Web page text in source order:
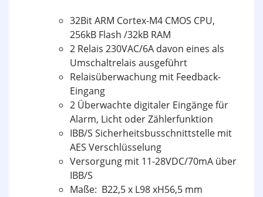
32Bit ARM Cortex-M4 CMOS CPU,
256kB Flash /32kB RAM
2 Relais 230VAC/6A davon eines als
Umschaltrelais ausgeführt
Relaisüberwachung mit Feedback-
Eingang
2 Überwachte digitaler Eingänge für
Alarm, Licht oder Zählerfunktion
IBB/S Sicherheitsbusschnittstelle mit
AES Verschlüsselung
Versorgung mit 11-28VDC/70mA über
IBB/S
Maße: B22,5 x L98 xH56,5 mm